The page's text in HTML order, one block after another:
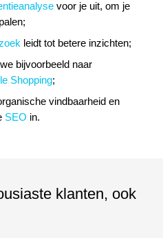
voor je uit, om je
leidt tot betere inzichten;
bijvoorbeeld naar
Shopping;
vindbaarheid en
SEO in.
klanten, ook